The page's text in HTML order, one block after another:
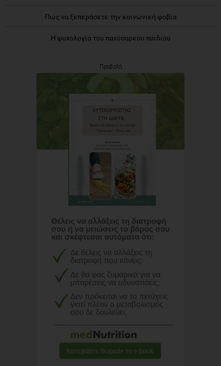
Πώς να ξεπεράσετε την κοινωνική φοβία
Η ψυχολογία του παχύσαρκου παιδιού
Προβολή